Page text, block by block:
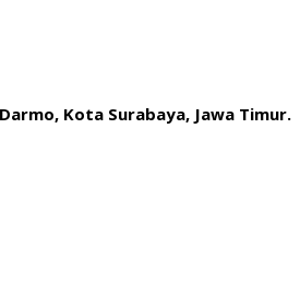
Kota Surabaya, Jawa Timur.